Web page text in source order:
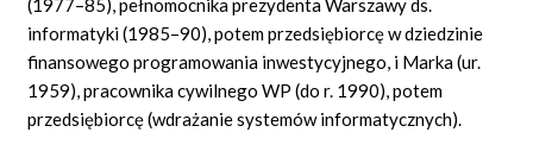
(1977–85), pełnomocnika prezydenta Warszawy ds.
informatyki (1985–90), potem przedsiębiorcę w dziedzinie
finansowego programowania inwestycyjnego, i Marka (ur.
1959), pracownika cywilnego WP (do r. 1990), potem
przedsiębiorcę (wdrażanie systemów informatycznych).